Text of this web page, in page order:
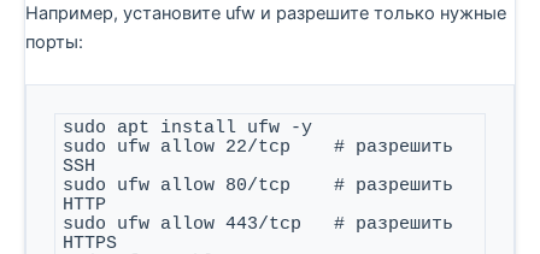
Например, установите ufw и разрешите только нужные
порты:
sudo apt install ufw -y
sudo ufw allow 22/tcp    # разрешить
SSH
sudo ufw allow 80/tcp    # разрешить
HTTP
sudo ufw allow 443/tcp   # разрешить
HTTPS